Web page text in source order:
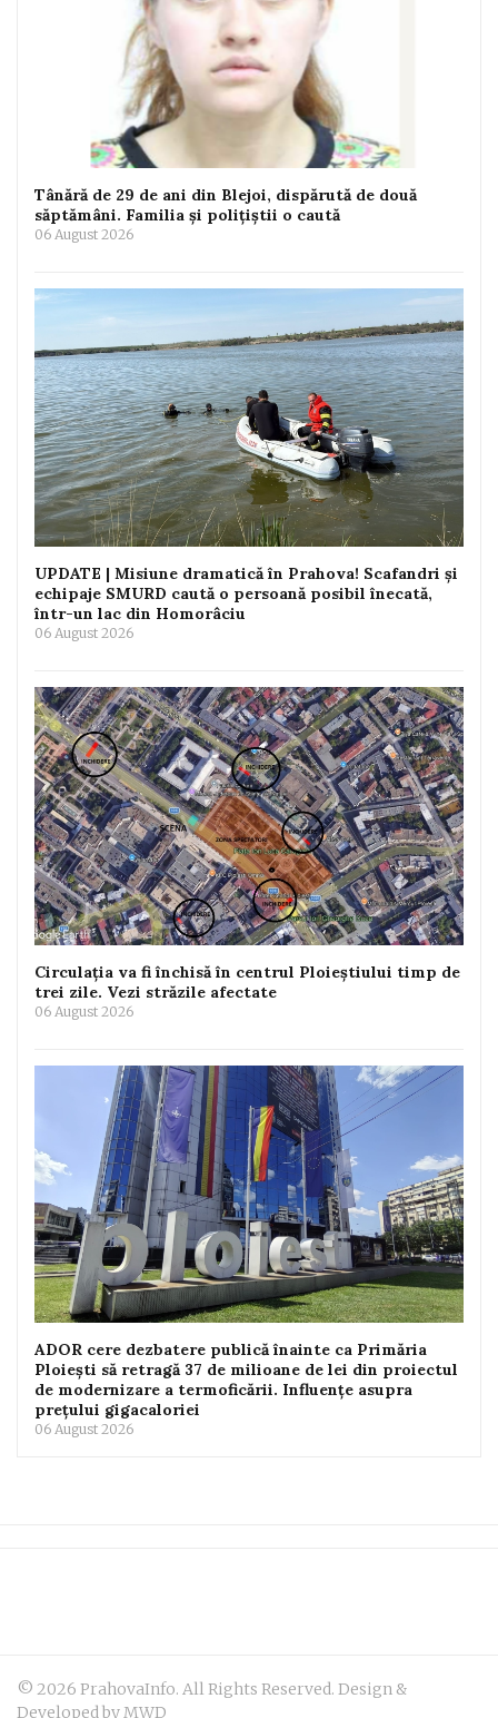
Tânără de 29 de ani din Blejoi, dispărută de două
săptămâni. Familia și polițiștii o caută
06 August 2026
UPDATE | Misiune dramatică în Prahova! Scafandri și
echipaje SMURD caută o persoană posibil înecată,
într-un lac din Homorâciu
06 August 2026
Circulația va fi închisă în centrul Ploieștiului timp de
trei zile. Vezi străzile afectate
06 August 2026
ADOR cere dezbatere publică înainte ca Primăria
Ploiești să retragă 37 de milioane de lei din proiectul
de modernizare a termoficării. Influențe asupra
prețului gigacaloriei
06 August 2026
© 2026 PrahovaInfo. All Rights Reserved. Design &
Developed by MWD